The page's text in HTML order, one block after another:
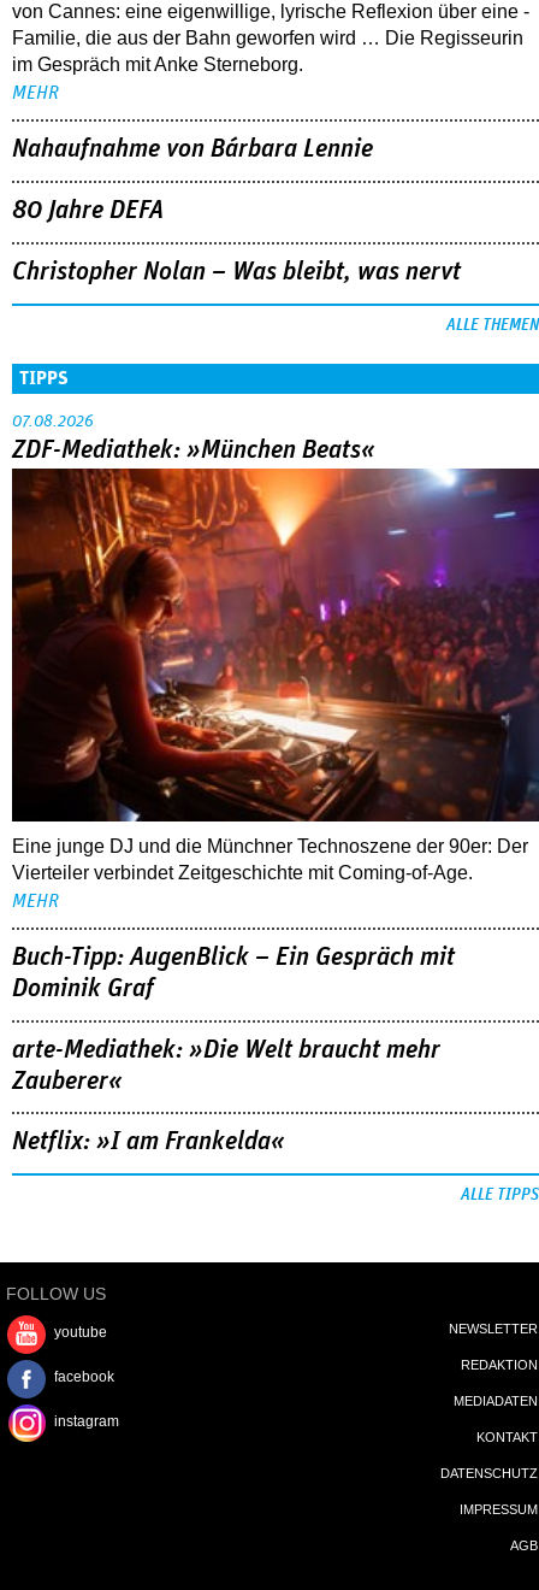
von Cannes: eine eigenwillige, lyrische Reflexion über eine ­
Familie, die aus der Bahn geworfen wird … Die Regisseurin
im Gespräch mit Anke Sterneborg.
MEHR
Nahaufnahme von Bárbara Lennie
80 Jahre DEFA
Christopher Nolan – Was bleibt, was nervt
ALLE THEMEN
TIPPS
07.08.2026
ZDF-Mediathek: »München Beats«
Eine junge DJ und die Münchner Technoszene der 90er: Der
Vierteiler verbindet Zeitgeschichte mit Coming-of-Age.
MEHR
Buch-Tipp: AugenBlick – Ein Gespräch mit
Dominik Graf
arte-Mediathek: »Die Welt braucht mehr
Zauberer«
Netflix: »I am Frankelda«
ALLE TIPPS
FOLLOW US
youtube
facebook
instagram
NEWSLETTER
REDAKTION
MEDIADATEN
KONTAKT
DATENSCHUTZ
IMPRESSUM
AGB